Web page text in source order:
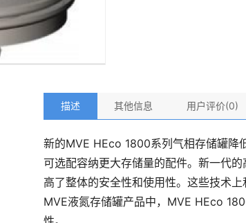
描述 其他信息 用户评价(0)
新的MVE HEco 1800系列气相存储罐降
可选配容纳更大存储量的配件。新一代
高了整体的安全性和使用性。这些技术
MVE液氮存储罐产品中，MVE HEco